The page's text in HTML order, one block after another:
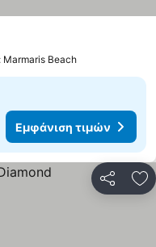
Beach
Εμφάνιση τιμών